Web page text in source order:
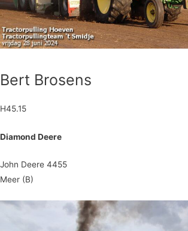
Bert Brosens
H45.15
Diamond Deere
John Deere 4455
Meer (B)